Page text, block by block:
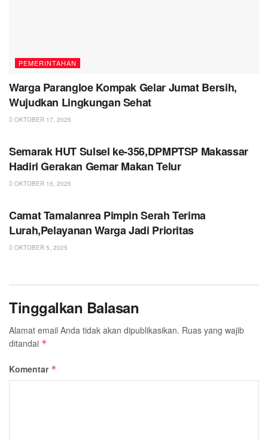
PEMERINTAHAN
Warga Parangloe Kompak Gelar Jumat Bersih,
Wujudkan Lingkungan Sehat
OKTOBER 17, 2025
Semarak HUT Sulsel ke-356,DPMPTSP Makassar
Hadiri Gerakan Gemar Makan Telur
OKTOBER 15, 2025
Camat Tamalanrea Pimpin Serah Terima
Lurah,Pelayanan Warga Jadi Prioritas
OKTOBER 5, 2025
Tinggalkan Balasan
Alamat email Anda tidak akan dipublikasikan. Ruas yang wajib
ditandai *
Komentar *